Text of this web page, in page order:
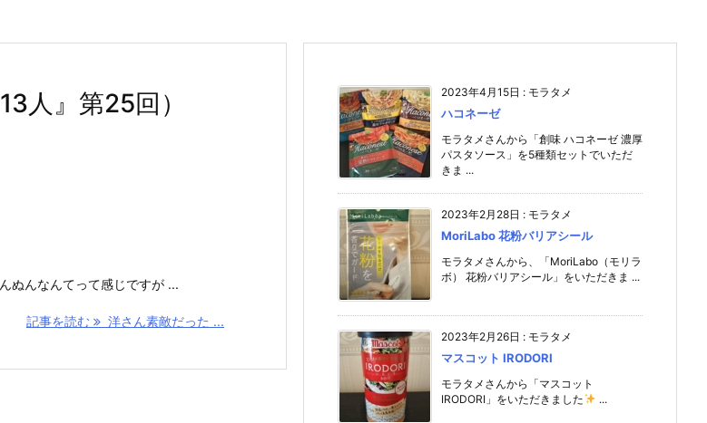
人』第25回）
ぬんなんてって感じですが ...
記事を読む 洋さん素敵だった ...
2023年4月15日 : モラタメ
ハコネーゼ
モラタメさんから「創味 ハコネーゼ 濃厚
パスタソース」を5種類セットでいただ
きま ...
2023年2月28日 : モラタメ
MoriLabo 花粉バリアシール
モラタメさんから、「MoriLabo（モリラ
ボ） 花粉バリアシール」をいただきま ...
2023年2月26日 : モラタメ
マスコット IRODORI
モラタメさんから「マスコット
IRODORI」をいただきました
...